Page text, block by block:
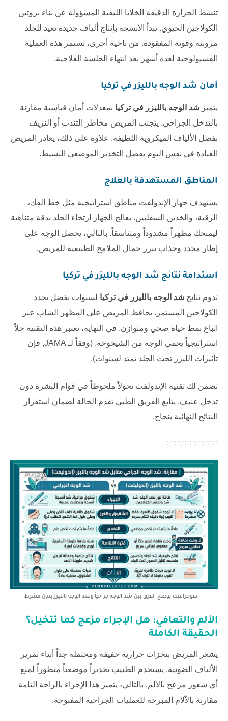
تنشط الحرارة الدقيقة الخلايا الليفية المسؤولة عن بناء بروتين
الكولاجين الحيوي. تبدأ الأنسجة بإنتاج ألياف جديدة تعيد للجلد
مرونته وقوته المفقودة. من ناحية أخرى، تستمر هذه العملية
الفسيولوجية لعدة أشهر بعد انتهاء الجلسة العلاجية.
أمان شد الوجه بالليزر في تركيا
يتميز شد الوجه بالليزر في تركيا بمعدلات أمان قياسية مقارنة
بالتدخل الجراحي. يتجنب المريض مخاطر التندب أو النزيف
بفضل الألياف الميكروية اللطيفة. علاوة على ذلك، يغادر المريض
العيادة في نفس اليوم بفضل التخدير الموضعي البسيط.
المناطق المستهدفة بالعلاج
يستهدف جهاز الإندولفت مناطق استراتيجية مثل خط الفك،
الرقبة، والخدين السفليين. يعالج الجهاز ارتخاء الجلد بدقة متناهية
ليمنحك مظهراً مشدوداً ومتناسقاً. بالتالي، يحصل الوجه على
إطار محدد وجذاب يبرز جمال الملامح الطبيعية للمريض.
استدامة نتائج شد الوجه بالليزر في تركيا
تدوم نتائج شد الوجه بالليزر في تركيا لسنوات بفضل تجدد
الكولاجين المستمر. يحافظ المريض على المظهر الشاب عبر
اتباع نمط حياة صحي ومتوازن. في النهاية، تعتبر هذه التقنية حلاً
استراتيجياً يحمي الوجه من الشيخوخة. (وفقاً لـ JAMA, فإن
تأثيرات الليزر تحت الجلد تمتد لسنوات).
تضمن لك تقنية الإندولفت تحولاً ملحوظاً في قوام البشرة دون
تدخل عنيف. يتابع الفريق الطبي تقدم الحالة لضمان استقرار
النتائج النهائية بنجاح.
إنفوجرافيك يوضح الفرق بين شد الوجه جراحياً وشد الوجه بالليزر بدون مشرط
الألم والتعافي: هل الإجراء مزعج كما تتخيل؟
الحقيقة الكاملة
يشعر المريض بنخزات حرارية خفيفة ومحتملة جداً أثناء تمرير
الألياف الضوئية. يستخدم الطبيب تخديراً موضعياً متطوراً لمنع
أي شعور مزعج بالألم. بالتالي، يتميز هذا الإجراء بالراحة التامة
مقارنة بالآلام المبرحة للعمليات الجراحية المفتوحة.